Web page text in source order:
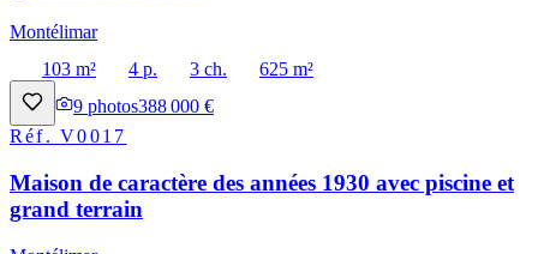
Montélimar
103 m²
4 p. 3 ch.
625 m²
9 photos388 000 €
Réf.V0017
Maison de caractère des années 1930 avec piscine et
grand terrain